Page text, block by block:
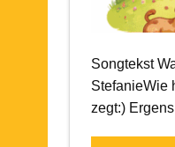
Songtekst
StefanieWie
zegt:)